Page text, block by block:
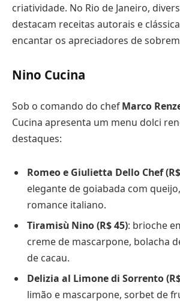
criatividade. No Rio de Janeiro,
destacam receitas autorais e
encantar os apreciadores de
Nino Cucina
Sob o comando do chefMarco
Cucina apresenta um menu dolci
destaques:
Romeo e Giulietta Dello Chef
elegante de goiabada com
romance italiano.
Tiramisù Nino (R$ 45): brioche
creme de mascarpone, bolacha
de cacau.
Delizia al Limone di Sorrento
limão e mascarpone, sorbet de